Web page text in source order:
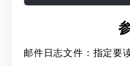
邮件日志文件：指定要